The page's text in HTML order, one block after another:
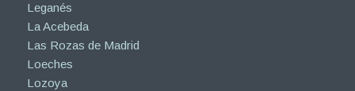
Leganés
La Acebeda
Las Rozas de Madrid
Loeches
Lozoya